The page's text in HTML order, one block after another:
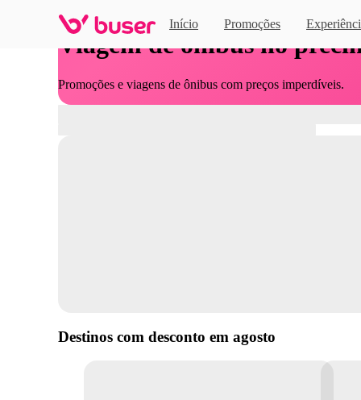
Início Promoções
Viagem de ônibus no
Promoções e viagens de ônibus com preços imperdíveis.
Destinos com desconto em agosto